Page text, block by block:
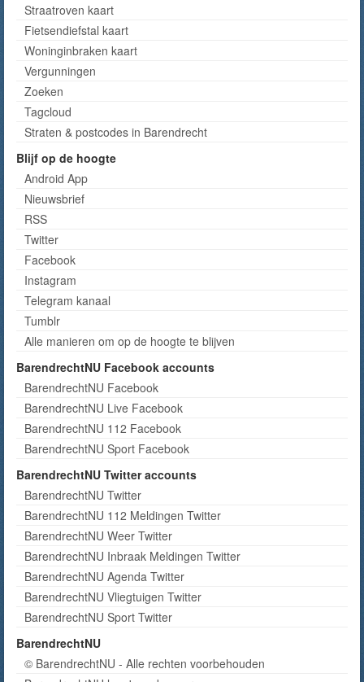
Straatroven kaart
Fietsendiefstal kaart
Woninginbraken kaart
Vergunningen
Zoeken
Tagcloud
Straten & postcodes in Barendrecht
Blijf op de hoogte
Android App
Nieuwsbrief
RSS
Twitter
Facebook
Instagram
Telegram kanaal
Tumblr
Alle manieren om op de hoogte te blijven
BarendrechtNU Facebook accounts
BarendrechtNU Facebook
BarendrechtNU Live Facebook
BarendrechtNU 112 Facebook
BarendrechtNU Sport Facebook
BarendrechtNU Twitter accounts
BarendrechtNU Twitter
BarendrechtNU 112 Meldingen Twitter
BarendrechtNU Weer Twitter
BarendrechtNU Inbraak Meldingen Twitter
BarendrechtNU Agenda Twitter
BarendrechtNU Vliegtuigen Twitter
BarendrechtNU Sport Twitter
BarendrechtNU
© BarendrechtNU - Alle rechten voorbehouden